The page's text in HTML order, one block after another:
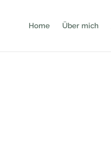
Home Über mich